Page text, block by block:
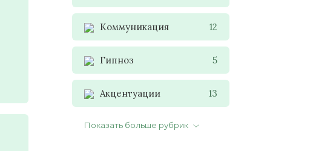
Коммуникация 12
Гипноз 5
Акцентуации 13
Немного теории
Показать больше рубрик